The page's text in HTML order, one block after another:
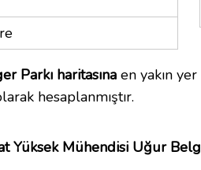
Parkı haritasına en yakın yer
hesaplanmıştır.
Yüksek Mühendisi Uğur